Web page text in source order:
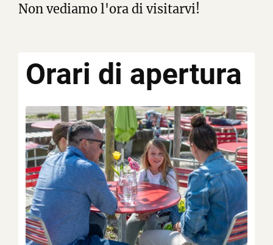
Non vediamo l'ora di visitarvi!
Orari di apertura